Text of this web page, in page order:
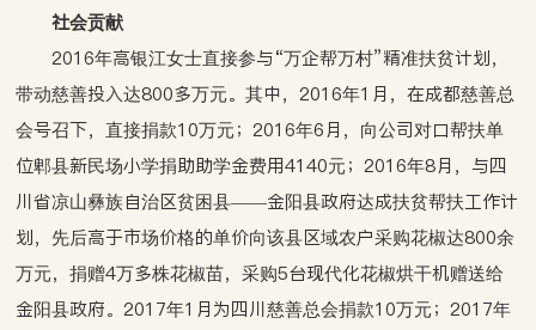
社会贡献
2016年高银江女士直接参与“万企帮万村”精准扶贫计划，
带动慈善投入达800多万元。其中，2016年1月，在成都慈善总
会号召下，直接捐款10万元；2016年6月，向公司对口帮扶单
位郫县新民场小学捐助助学金费用4140元；2016年8月，与四
川省凉山彝族自治区贫困县——金阳县政府达成扶贫帮扶工作计
划，先后高于市场价格的单价向该县区域农户采购花椒达800余
万元，捐赠4万多株花椒苗，采购5台现代化花椒烘干机赠送给
金阳县政府。2017年1月为四川慈善总会捐款10万元；2017年